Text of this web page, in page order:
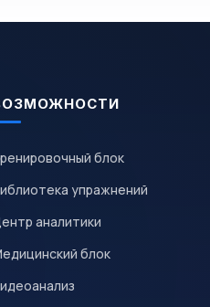
блок
упражнений
аналитики
блок